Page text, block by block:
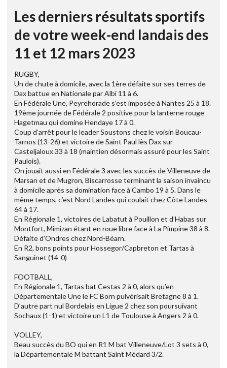
Les derniers résultats sportifs
de votre week-end landais des
11 et 12 mars 2023
RUGBY,
Un de chute à domicile, avec la 1ère défaite sur ses terres de
Dax battue en Nationale par Albi 11 à 6.
En Fédérale Une, Peyrehorade s’est imposée à Nantes 25 à 18.
19ème journée de Fédérale 2 positive pour la lanterne rouge
Hagetmau qui domine Hendaye 17 à 0.
Coup d’arrêt pour le leader Soustons chez le voisin Boucau-
Tarnos (13-26) et victoire de Saint Paul lès Dax sur
Casteljaloux 33 à 18 (maintien désormais assuré pour les Saint
Paulois).
On jouait aussi en Fédérale 3 avec les succès de Villeneuve de
Marsan et de Mugron, Biscarrosse terminant la saison invaincu
à domicile après sa domination face à Cambo 19 à 5. Dans le
même temps, c’est Nord Landes qui coulait chez Côte Landes
64 à 17.
En Régionale 1, victoires de Labatut à Pouillon et d’Habas sur
Montfort, Mimizan étant en roue libre face à La Pimpine 38 à 8.
Défaite d’Ondres chez Nord-Béarn.
En R2, bons points pour Hossegor/Capbreton et Tartas à
Sanguinet (14-0)
FOOTBALL,
En Régionale 1, Tartas bat Cestas 2 à 0, alors qu’en
Départementale Une le FC Born pulvérisait Bretagne 8 à 1.
D’autre part nul Bordelais en Ligue 2 chez son poursuivant
Sochaux (1-1) et victoire un L1 de Toulouse à Angers 2 à 0.
VOLLEY,
Beau succès du BO qui en R1 M bat Villeneuve/Lot 3 sets à 0,
la Départementale M battant Saint Médard 3/2.